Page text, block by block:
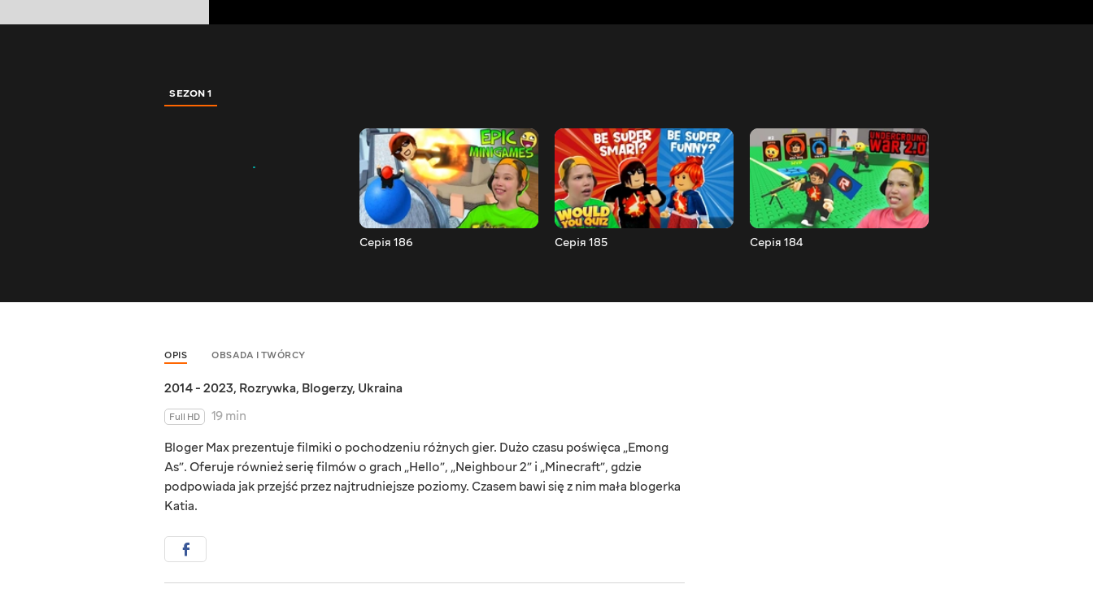
SEZON 1
Серія 186 Серія 185 Серія 184
OPIS OBSADA I TWÓRCY
2014 - 2023, Rozrywka, Blogerzy, Ukraina
Full HD
19 min
Bloger Max prezentuje filmiki o pochodzeniu różnych gier. Dużo czasu poświęca „Emong
As”. Oferuje również serię filmów o grach „Hello”, „Neighbour 2” i „Minecraft”, gdzie
podpowiada jak przejść przez najtrudniejsze poziomy. Czasem bawi się z nim mała blogerka
Katia.